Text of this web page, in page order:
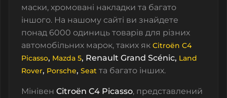
маски, хромовані накладки та багато
іншого. На нашому сайті ви знайдете
понад 6000 одиниць товарів для різних
автомобільних марок, таких як Citroën C4
Picasso, Mazda 5, Renault Grand Scénic, Land
Rover, Porsche, Seat та багато інших.
Мінівен Citroën C4 Picasso, представлений